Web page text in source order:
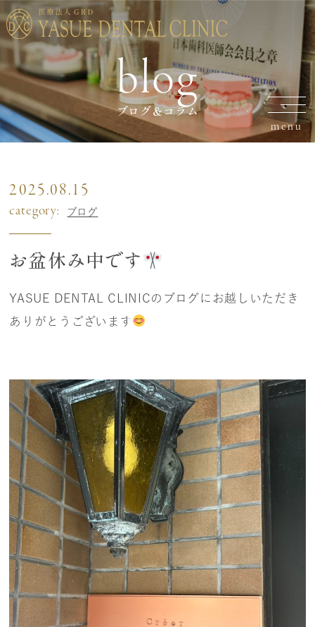
blog
ブログ＆コラム
2025.08.15
category: ブログ
お盆休み中です
YASUE DENTAL CLINICのブログにお越しいただき
ありがとうございます